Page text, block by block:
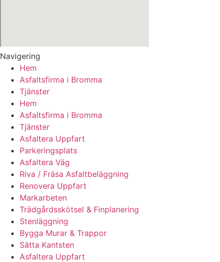
Navigering
Hem
Asfaltsfirma i Bromma
Tjänster
Hem
Asfaltsfirma i Bromma
Tjänster
Asfaltera Uppfart
Parkeringsplats
Asfaltera Väg
Riva / Fräsa Asfaltbeläggning
Renovera Uppfart
Markarbeten
Trädgårdsskötsel & Finplanering
Stenläggning
Bygga Murar & Trappor
Sätta Kantsten
Asfaltera Uppfart